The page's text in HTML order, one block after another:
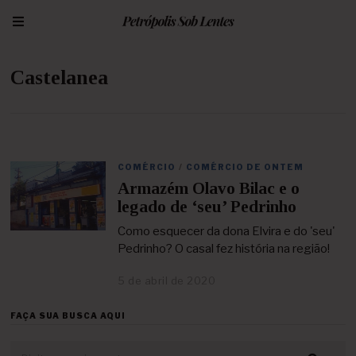
Castelanea
COMÉRCIO / COMÉRCIO DE ONTEM
Armazém Olavo Bilac e o
legado de ‘seu’ Pedrinho
Como esquecer da dona Elvira e do 'seu'
Pedrinho? O casal fez história na região!
FAÇA SUA BUSCA AQUI